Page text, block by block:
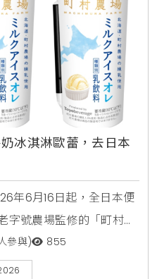
冰淇淋歐蕾，去日本
年6月16日起，全日本便
字號農場監修的「町村農
品使用了高品質的香濃
淇淋般的奢侈風味，是
參與) 855